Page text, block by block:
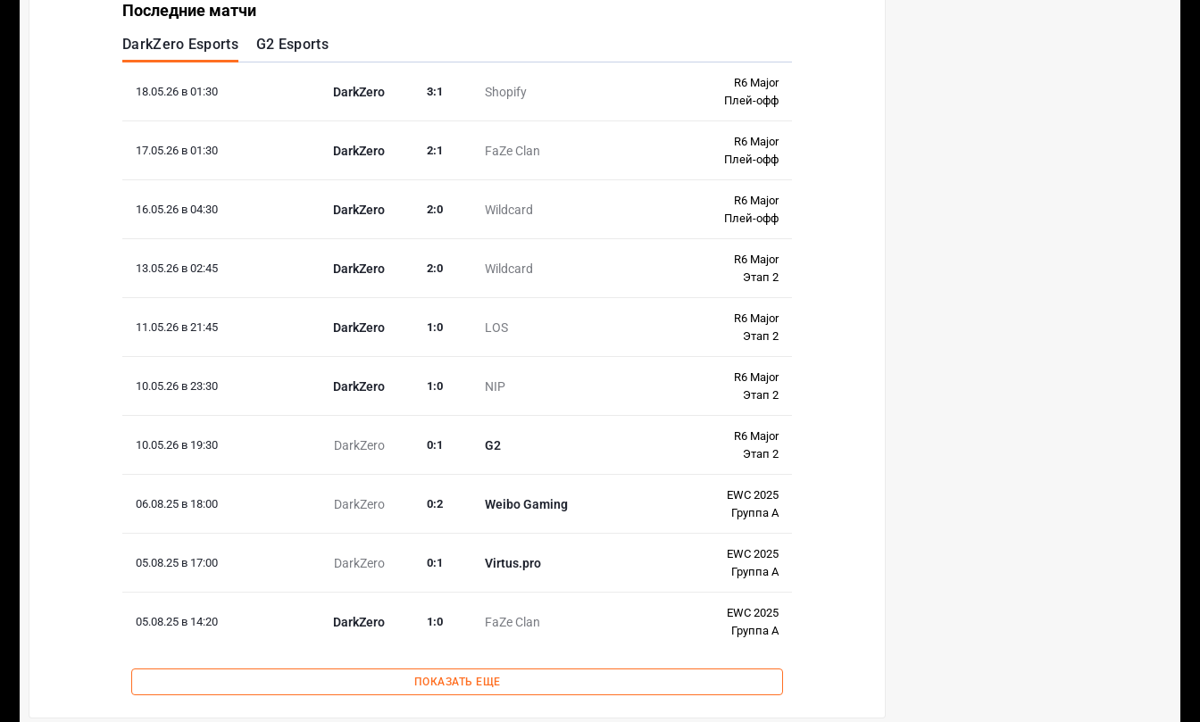
Последние матчи
DarkZero Esports G2 Esports
18.05.26 в 01:30 DarkZero Shopify
3:1
R6 Major
Плей-офф
17.05.26 в 01:30 DarkZero FaZe Clan
2:1
R6 Major
Плей-офф
16.05.26 в 04:30 DarkZero Wildcard
2:0
R6 Major
Плей-офф
13.05.26 в 02:45 DarkZero Wildcard
2:0
R6 Major
Этап 2
11.05.26 в 21:45 DarkZero LOS
1 :0
R6 Major
Этап 2
10.05.26 в 23:30 DarkZero NIP
1 :0
R6 Major
Этап 2
10.05.26 в 19:30 DarkZero G2
0:1
R6 Major
Этап 2
06.08.25 в 18:00 DarkZero Weibo Gaming
0:2
EWC 2025
Группа A
05.08.25 в 17:00 DarkZero Virtus.pro
0:1
EWC 2025
Группа A
05.08.25 в 14:20 DarkZero FaZe Clan
1 :0
EWC 2025
Группа A
ПОКАЗАТЬ ЕЩЕ